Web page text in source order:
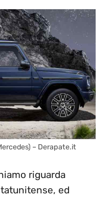
– Derapate.it
riguarda
ed